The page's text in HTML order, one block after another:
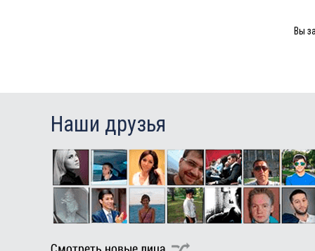
Вы
Наши друзья